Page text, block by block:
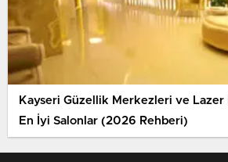
Kayseri Güzellik Merkezleri ve Lazer
En İyi Salonlar (2026 Rehberi)